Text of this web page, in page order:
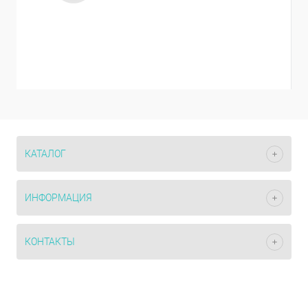
КАТАЛОГ
ИНФОРМАЦИЯ
КОНТАКТЫ